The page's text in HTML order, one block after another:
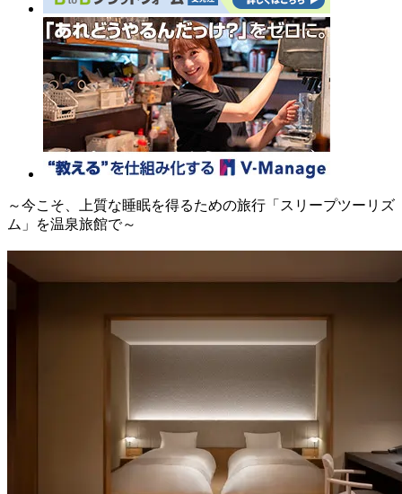
～今こそ、上質な睡眠を得るための旅行「スリープツーリズ
ム」を温泉旅館で～